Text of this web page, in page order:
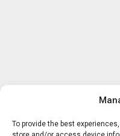
To provide the best